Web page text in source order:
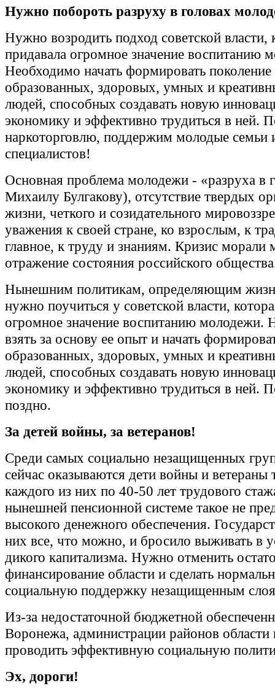
Нужно побороть разруху в головах
Нужно возродить подход советской власти,
придавала огромное значение воспитанию
Необходимо начать формировать поколение
образованных, здоровых, умных и
людей, способных создавать новую
экономику и эффективно трудиться в ней.
наркоторговлю, поддержим молодые семьи
специалистов!
Основная проблема молодежи - «разруха в
Михаилу Булгакову), отсутствие твердых
жизни, четкого и созидательного
уважения к своей стране, ко взрослым, к
главное, к труду и знаниям. Кризис морали
отражение состояния российского
Нынешним политикам, определяющим
нужно поучиться у советской власти,
огромное значение воспитанию молодежи.
взять за основу ее опыт и начать
образованных, здоровых, умных и
людей, способных создавать новую
экономику и эффективно трудиться в ней.
поздно.
За детей войны, за ветеранов!
Среди самых социально незащищенных
сейчас оказываются дети войны и ветераны
каждого из них по 40-50 лет трудового
нынешней пенсионной системе такое не
высокого денежного обеспечения.
них все, что можно, и бросило выживать в
дикого капитализма. Нужно отменить
финансирование области и сделать
социальную поддержку незащищенным
Из-за недостаточной бюджетной
Воронежа, администрации районов области
проводить эффективную социальную
Эх, дороги!